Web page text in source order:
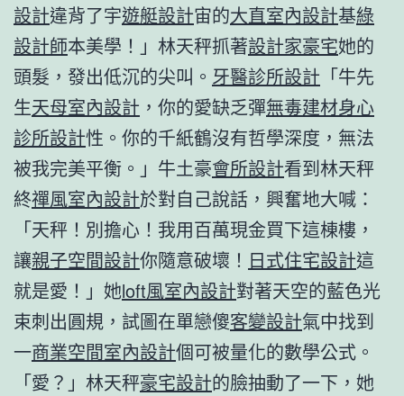
設計違背了宇遊艇設計宙的大直室內設計基綠
設計師本美學！」林天秤抓著設計家豪宅她的
頭髮，發出低沉的尖叫。 牙醫診所設計 「牛先
生天母室內設計 ，你的愛缺乏彈無毒建材身心
診所設計性。你的千紙鶴沒有哲學深度，無法
被我完美平衡。」牛土豪會所設計看到林天秤
終禪風室內設計於對自己說話，興奮地大喊：
「天秤！別擔心！我用百萬現金買下這棟樓，
讓親子空間設計你隨意破壞！ 日式住宅設計這
就是愛！」她loft風室內設計對著天空的藍色光
束刺出圓規，試圖在單戀傻客變設計氣中找到
一商業空間室內設計個可被量化的數學公式。
「愛？」林天秤豪宅設計的臉抽動了一下，她